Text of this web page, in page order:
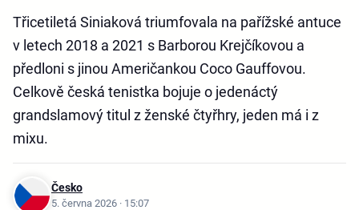
Třicetiletá Siniaková triumfovala na pařížské antuce
v letech 2018 a 2021 s Barborou Krejčíkovou a
předloni s jinou Američankou Coco Gauffovou.
Celkově česká tenistka bojuje o jedenáctý
grandslamový titul z ženské čtyřhry, jeden má i z
mixu.
Česko
5. června 2026 · 15:07